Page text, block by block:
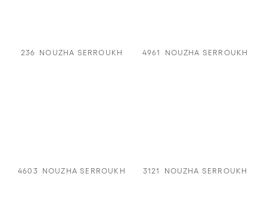
236 NOUZHA SERROUKH 4961 NOUZHA SERROUKH
4603 NOUZHA SERROUKH 3121 NOUZHA SERROUKH